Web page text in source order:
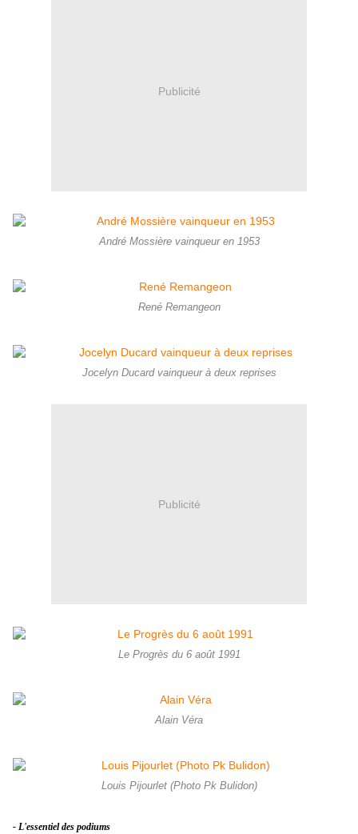
Publicité
André Mossière vainqueur en 1953
René Remangeon
Jocelyn Ducard vainqueur à deux reprises
Publicité
Le Progrès du 6 août 1991
Alain Véra
Louis Pijourlet (Photo Pk Bulidon)
- L'essentiel des podiums